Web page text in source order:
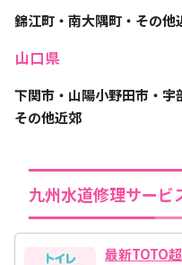
錦江町・南大隅町・その他
山口県
下関市・山陽小野田市・宇
その他近郊
九州水道修理サービ
最新TOTO